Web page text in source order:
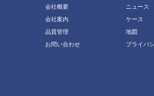
会社概要
会社案内
品質管理
お問い合わせ
ニュース
ケース
地図
プライバ